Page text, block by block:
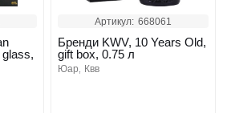
Артикул: 668061
Бренди KWV, 10 Years Old,
gift box, 0.75 л
юар квв